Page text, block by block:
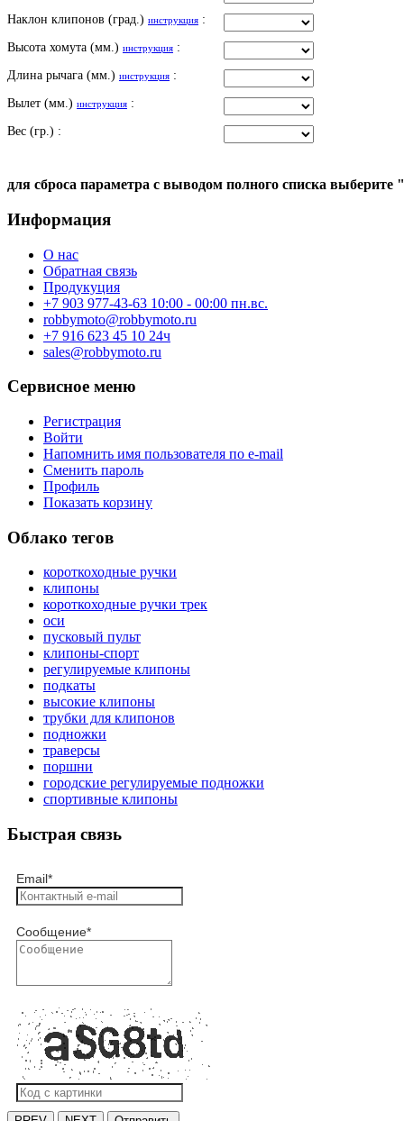
Наклон клипонов (град.) инструкция :
Высота хомута (мм.) инструкция :
Длина рычага (мм.) инструкция :
Вылет (мм.) инструкция :
Вес (гр.) :
для сброса параметра с выводом полного списка
Информация
О нас
Обратная связь
Продукуция
+7 903 977-43-63 10:00 - 00:00 пн.вс.
robbymoto@robbymoto.ru
+7 916 623 45 10 24ч
sales@robbymoto.ru
Сервисное меню
Регистрация
Войти
Напомнить имя пользователя по e-mail
Сменить пароль
Профиль
Показать корзину
Облако тегов
короткоходные ручки
клипоны
короткоходные ручки трек
оси
пусковый пульт
клипоны-спорт
регулируемые клипоны
подкаты
высокие клипоны
трубки для клипонов
подножки
траверсы
поршни
городские регулируемые подножки
спортивные клипоны
Быстрая связь
Email*
Сообщение*